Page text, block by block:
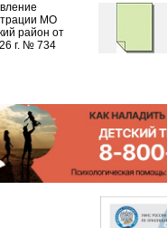
МО
район от
г. № 734